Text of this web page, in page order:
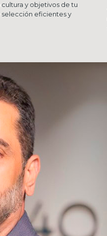
y objetivos de tu
eficientes y